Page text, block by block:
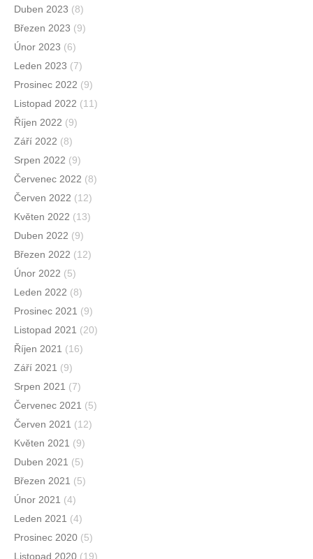
Duben 2023 (8)
Březen 2023 (9)
Únor 2023 (6)
Leden 2023 (7)
Prosinec 2022 (9)
Listopad 2022 (11)
Říjen 2022 (9)
Září 2022 (8)
Srpen 2022 (9)
Červenec 2022 (8)
Červen 2022 (12)
Květen 2022 (13)
Duben 2022 (9)
Březen 2022 (12)
Únor 2022 (5)
Leden 2022 (8)
Prosinec 2021 (9)
Listopad 2021 (20)
Říjen 2021 (16)
Září 2021 (9)
Srpen 2021 (7)
Červenec 2021 (5)
Červen 2021 (12)
Květen 2021 (9)
Duben 2021 (5)
Březen 2021 (5)
Únor 2021 (4)
Leden 2021 (4)
Prosinec 2020 (5)
Listopad 2020 (19)